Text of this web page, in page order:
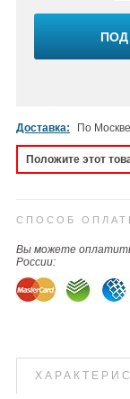
ПОД
Доставка: По
Положите этот
СПОСОБ
Вы можете
России: